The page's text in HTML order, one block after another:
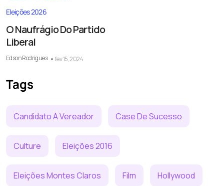
Eleições 2026
O Naufrágio Do Partido
Liberal
Edson Rodrigues fev 15, 2024
Tags
Candidato A Vereador Case De Sucesso
Culture Eleições 2016
Eleições Montes Claros Film Hollywood